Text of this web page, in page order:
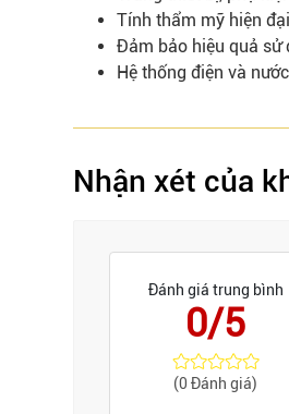
Tính thẩm mỹ hiện
Đảm bảo hiệu quả sử
Hệ thống điện và
Nhận xét của
Đánh giá trung bình
0/5
(0 Đánh giá)